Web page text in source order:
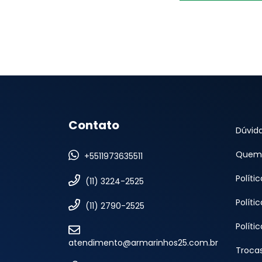
Contato
+5511973635511
(11) 3224-2525
(11) 2790-2525
atendimento@armarinhos25.com.br